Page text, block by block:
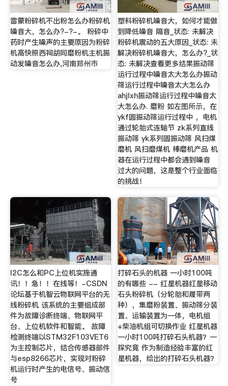
雷蒙粉碎机不出粉怎么办粉碎机
噪音大，怎么办?-?-。 粉碎中
药时产生噪声的主要原因为粉碎
机高快照西祠胡同磨粉机主机振
动发噪音怎么办,河南郑州市
塑料粉碎机噪音大，如何才能做
到降低噪音 隔音_状态: 未解决
粉碎机震动的五大原因_状态: 未
解决粉碎机噪音大，怎么办?_状
态: 未解决查看更多结果振动筛
运行过程中噪音太大怎么办振动
筛运行过程中噪音太大怎么办
ahjlxh振动筛运行过程中噪音太
大怎么办. 磨粉 如左图所示，在
ykf圆振动筛运行过程中 ，电机
通过轮胎式连轴节 zk系列直线
振动筛 yk系列圆振动筛 风扫煤
磨机 风扫磨煤机 棒磨机产品 机
器在运行过程中都会遇到噪音
过大的问题，这是整个行业面临
的挑战！
I2C怎么和PC上位机实施通
讯！！急！！在线等！-CSDN
论坛基于机智云物联网平台的无
线粉碎机 该系统的主要组成部
件为故障诊断终端、物联网平
台、上位机软件和智能。 故障
检测终端以STM32F103VET6
为主控制芯片，结合传感器部件
与esp8266芯片，实现对粉碎
机运行时产生的电信号、振动信
号
打碎石头的机器 一小时100吨
的有哪些 -- 红星机器红星移动
石头粉碎机（分轮胎和履带两
种），集磨粉装置、振动筛分装
置、运输装置为一体，电机组
+柴油机组可切换作业 红星机器
一小时100吨打碎石头机器？一
探究竟 作为制造经验丰富的红
星机器，给出的打碎石头机器？